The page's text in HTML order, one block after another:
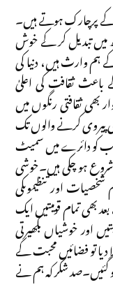
کے پرچارک ہوتے ہیں۔
میں تبدیل کر کے خوش
ہم وارث ہیں، دنیا کی
ثقافت کی اعلیٰ
ثقافتی رنگوں میں
کرنے والوں تک
سب کو دائرے میں سمیٹ
ہو چکی ہیں۔خوشی
اور تنظیموںکی
بھی تمام قومیتیں ایک
اور خوشیاں بکھیرتی
تو فضائیں محبت کے
شکر کہ ہم نے